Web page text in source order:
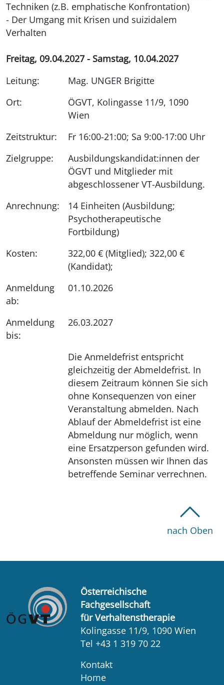
Techniken (z.B. emphatische Konfrontation)
- Der Umgang mit Krisen und suizidalem
Verhalten
Freitag, 09.04.2027 - Samstag, 10.04.2027
Leitung:
Mag. UNGER Brigitte
Ort:
ÖGVT, Kolingasse 11/9, 1090
Wien
Zeitstruktur:
Fr 16:00-21:00; Sa 9:00-17:00 Uhr
Zielgruppe:
Ausbildungskandidat:innen der
ÖGVT und Mitglieder mit
abgeschlossener VT-Ausbildung.
Anrechnung:
14 Einheiten (Ausbildung;
Psychotherapeutische
Fortbildung)
Kosten:
322,00 € (Mitglied); 322,00 €
(Kandidat);
Anmeldung
ab:
01.10.2026
Anmeldung
bis:
26.03.2027
Die Anmeldefrist entspricht
gleichzeitig der Abmeldefrist. In
diesem Zeitraum können Sie sich
ohne Konsequenzen von einer
Veranstaltung abmelden. Nach
Ablauf der Abmeldefrist ist eine
Abmeldung nur möglich, wenn
eine Ersatzperson gefunden wird.
Ansonsten müssen wir Ihnen das
betreffende Seminar verrechnen.
nach Oben
Österreichische
Fachgesellschaft
für Verhaltenstherapie
Kolingasse 11/9, 1090 Wien
Tel +43 1 319 70 22
Kontakt
Home